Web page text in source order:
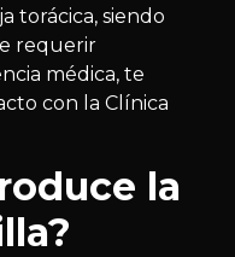
torácica, siendo
requerir
médica, te
con la Clínica
la